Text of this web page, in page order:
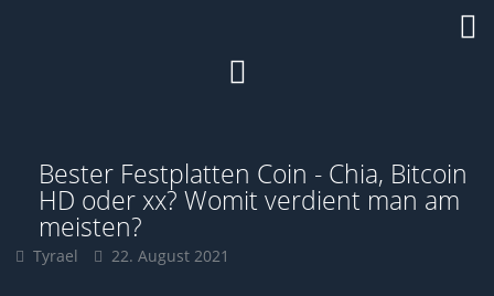
Bester Festplatten Coin - Chia, Bitcoin
HD oder xx? Womit verdient man am
meisten?
Tyrael 22. August 2021